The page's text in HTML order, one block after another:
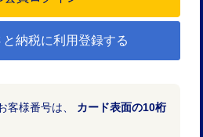
納税に利用登録する
客様番号は、 カード表面の10桁